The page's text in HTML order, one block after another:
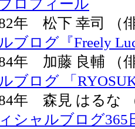
ロフィール
年 松下 幸司
ブログ『Freely
年 加藤 良輔
ブログ 「
年 森見 はる
シャルブログ